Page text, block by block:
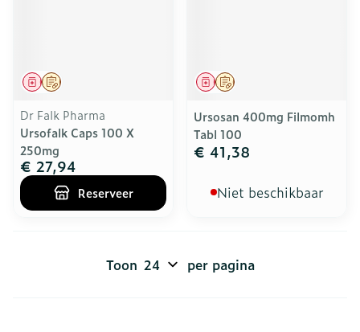
Op voorschrift
Geneesmiddel
Dr Falk Pharma
Ursofalk Caps 100 X
250mg
€ 27,94
Reserveer
Op voorschrift
Geneesmiddel
Ursosan 400mg Filmomh
Tabl 100
€ 41,38
Niet beschikbaar
Toon per pagina